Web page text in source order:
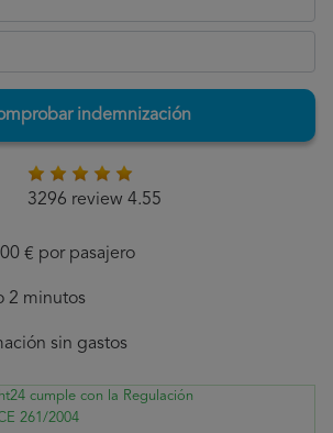
indemnización
3296 review 4.55
€ por pasajero
2 minutos
sin gastos
cumple con la Regulación
261/2004